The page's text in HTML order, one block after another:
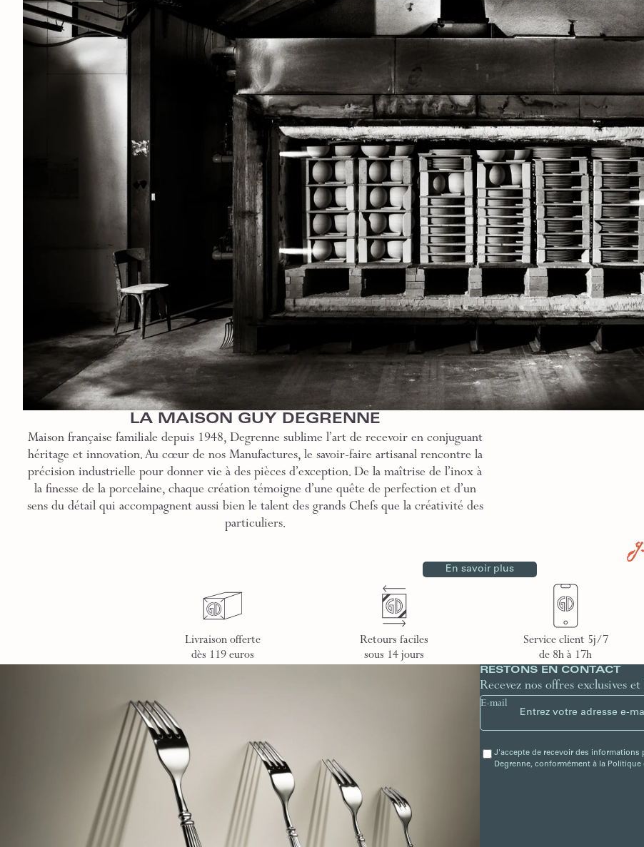
LA MAISON GUY DEGRENNE
Maison française familiale depuis 1948, Degrenne sublime l’art de recevoir en conjuguant
héritage et innovation. Au cœur de nos Manufactures, le savoir-faire artisanal rencontre la
précision industrielle pour donner vie à des pièces d’exception. De la maîtrise de l’inox à
la finesse de la porcelaine, chaque création témoigne d’une quête de perfection et d’un
sens du détail qui accompagnent aussi bien le talent des grands Chefs que la créativité des
particuliers.
En savoir plus
Livraison offerte
dès 119 euros
Retours faciles
sous 14 jours
Service client 5j/7
de 8h à 17h
RESTONS EN CONTACT
Recevez nos offres exclusives
E-mail
J'accepte de recevoir des informations
Degrenne, conformément à la